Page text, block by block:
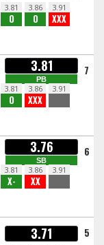
3.81
O
3.86
O
3.91
XXX
3.81
PB
7
3.81
O
3.86
XXX
3.91
3.76
SB
6
3.81
X-
3.86
XX
3.91
3.71 5